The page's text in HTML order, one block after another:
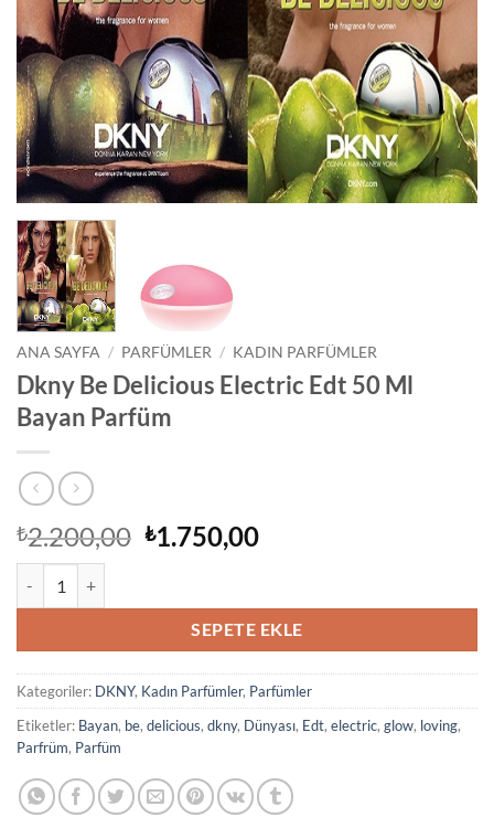
ANA SAYFA / PARFÜMLER / KADIN PARFÜMLER
Dkny Be Delicious Electric Edt 50 Ml
Bayan Parfüm
₺2.200,00 Orijinal
₺1.750,00Şu
₺1.750,00.
SEPETE EKLE
Kategoriler: DKNY, Kadın Parfümler, Parfümler
Etiketler: Bayan, be, delicious, dkny, Dünyası, Edt, electric, glow, loving,
Parfrüm, Parfüm